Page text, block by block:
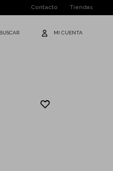
Contacto Tiendas